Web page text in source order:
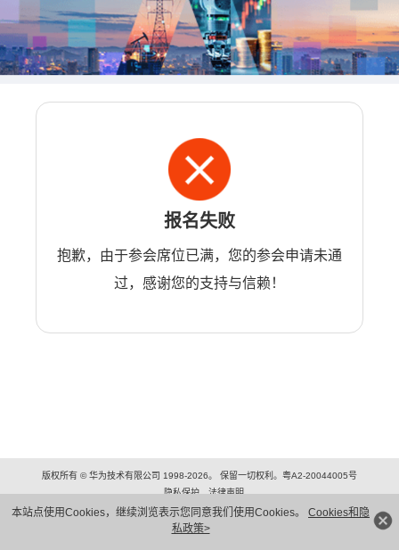
本站点使用Cookies，继续浏览表示您同意我们使用Cookies。 Cookies和隐
私政策>
报名失败
抱歉，由于参会席位已满，您的参会申请未通
过，感谢您的支持与信赖！
版权所有 © 华为技术有限公司 1998-2026。 保留一切权利。粤A2-20044005号
隐私保护
法律声明